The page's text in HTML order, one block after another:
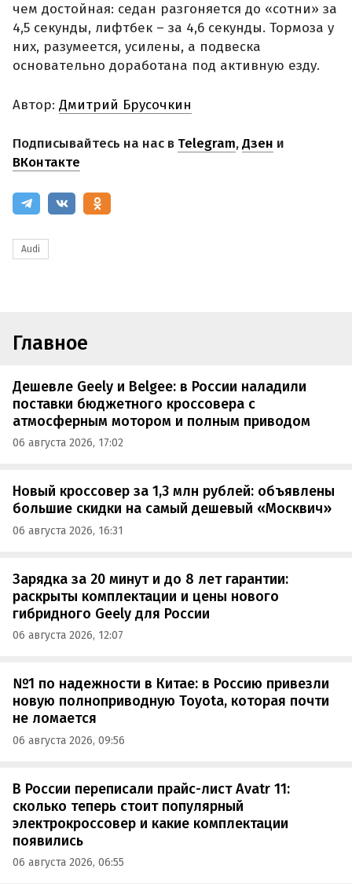
чем достойная: седан разгоняется до «сотни» за
4,5 секунды, лифтбек – за 4,6 секунды. Тормоза у
них, разумеется, усилены, а подвеска
основательно доработана под активную езду.
Автор: Дмитрий Брусочкин
Подписывайтесь на нас в Telegram,Дзен и
ВКонтакте
Audi
Главное
Дешевле Geely и Belgee: в России наладили
поставки бюджетного кроссовера с
атмосферным мотором и полным приводом
06 августа 2026, 17:02
Новый кроссовер за 1,3 млн рублей: объявлены
большие скидки на самый дешевый «Москвич»
06 августа 2026, 16:31
Зарядка за 20 минут и до 8 лет гарантии:
раскрыты комплектации и цены нового
гибридного Geely для России
06 августа 2026, 12:07
№1 по надежности в Китае: в Россию привезли
новую полноприводную Toyota, которая почти
не ломается
06 августа 2026, 09:56
В России переписали прайс-лист Avatr 11:
сколько теперь стоит популярный
электрокроссовер и какие комплектации
появились
06 августа 2026, 06:55